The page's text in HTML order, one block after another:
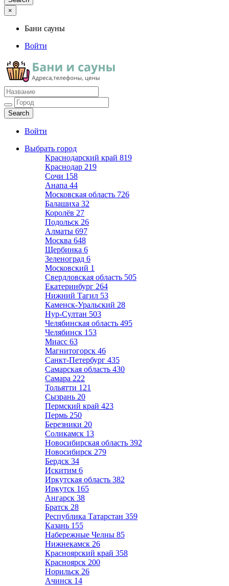
×
Бани сауны
Войти
Бани сауны
Адреса и телефоны
Войти
Выбрать город
Краснодарский край 819
Краснодар 219
Сочи 158
Анапа 44
Московская область 726
Балашиха 32
Королёв 27
Подольск 26
Алматы 697
Москва 648
Щербинка 6
Зеленоград 6
Московский 1
Свердловская область 505
Екатеринбург 264
Нижний Тагил 53
Каменск-Уральский 28
Нур-Султан 503
Челябинская область 495
Челябинск 153
Миасс 63
Магнитогорск 46
Санкт-Петербург 435
Самарская область 430
Самара 222
Тольятти 121
Сызрань 20
Пермский край 423
Пермь 250
Березники 20
Соликамск 13
Новосибирская область 392
Новосибирск 279
Бердск 34
Искитим 6
Иркутская область 382
Иркутск 165
Ангарск 38
Братск 28
Республика Татарстан 359
Казань 155
Набережные Челны 85
Нижнекамск 26
Красноярский край 358
Красноярск 200
Норильск 26
Ачинск 14